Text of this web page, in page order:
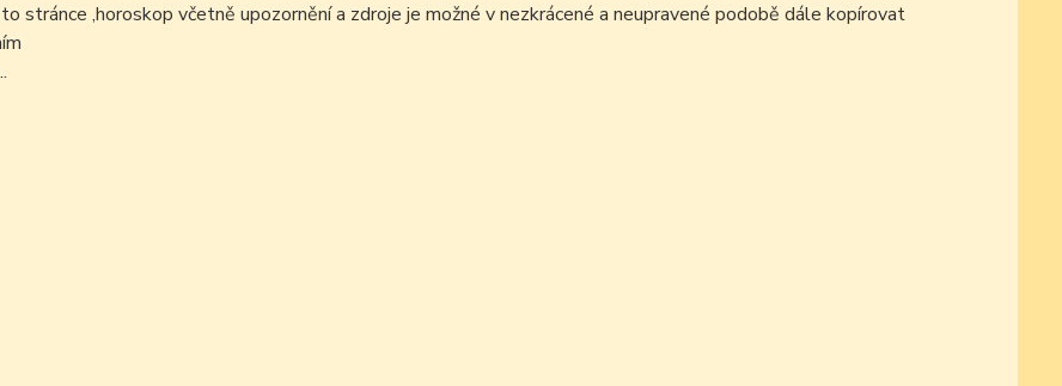
stránce ,horoskop včetně upozornění a zdroje je možné v nezkrácené a neupravené podobě dále kopírovat